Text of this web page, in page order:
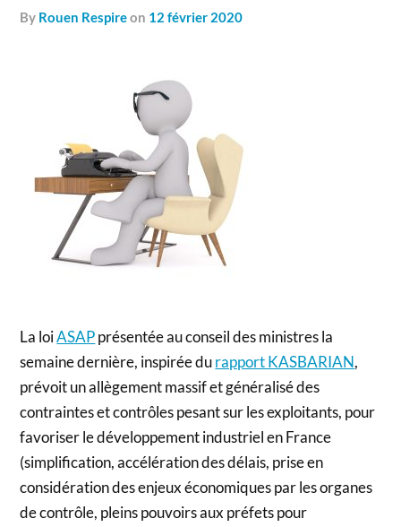
by Rouen Respireon 12 février 2020
La loiASAPprésentée au conseil des ministres la
semaine dernière, inspirée durapport KASBARIAN,
prévoit un allègement massif et généralisé des
contraintes et contrôles pesant sur les exploitants, pour
favoriser le développement industriel en France
(simplification, accélération des délais, prise en
considération des enjeux économiques par les organes
de contrôle, pleins pouvoirs aux préfets pour